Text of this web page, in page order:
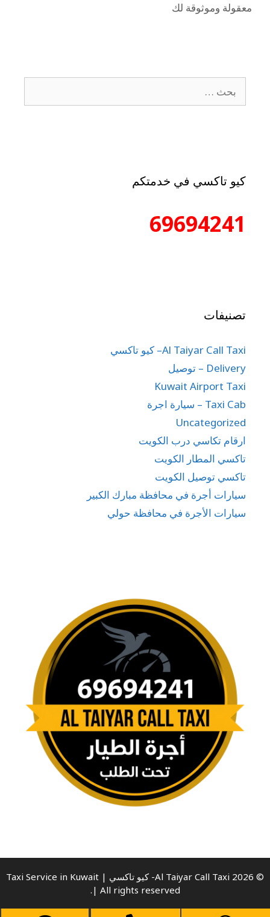
معقولة وموثوقة لك
كيو تاكسي في خدمتكم
69694241
تصنيفات
Al Taiyar Call Taxi– كيو تاكسي
Delivery – توصيل
Kuwait Airport Taxi
Taxi Cab – سيارة اجرة
Uncategorized
ارقام تكاسي درب الكويت
تاكسي المطار الكويت
تاكسي توصيل الكويت
سيارات أجرة في محافظة مبارك الكبير
سيارات الأجرة في محافظة حولي
© 2026 Al Taiyar Call Taxi- كيو تاكسي | Taxi Service in Kuwait
| All rights reserved.